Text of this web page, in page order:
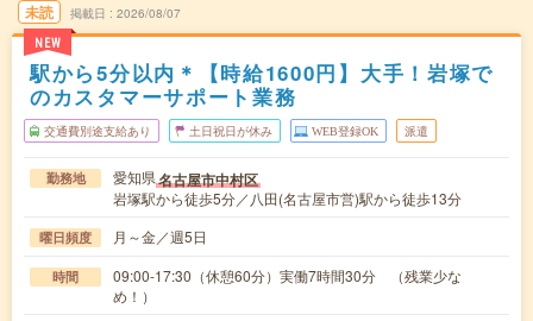
未読
NEW
掲載日 2026/08/07
駅から5分以内＊【時給1600円】大手！岩塚で
のカスタマーサポート業務
交通費別途支給あり 土日祝日が休み WEB登録OK 派遣
勤務地 愛知県名古屋市中村区
岩塚駅から徒歩5分／八田(名古屋市営)駅から徒歩13分
曜日頻度 月～金／週5日
時間
09:00-17:30（休憩60分）実働7時間30分 （残業少な
め！）